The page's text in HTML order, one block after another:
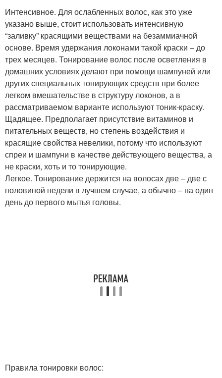
Интенсивное. Для ослабленных волос, как это уже
указано выше, стоит использовать интенсивную
“заливку” красящими веществами на безаммиачной
основе. Время удержания локонами такой краски – до
трех месяцев. Тонирование волос после осветления в
домашних условиях делают при помощи шампуней или
других специальных тонирующих средств при более
легком вмешательстве в структуру локонов, а в
рассматриваемом варианте используют тоник-краску.
Щадящее. Предполагает присутствие витаминов и
питательных веществ, но степень воздействия и
красящие свойства невелики, потому что используют
спреи и шампуни в качестве действующего вещества, а
не краски, хоть и то тонирующие.
Легкое. Тонирование держится на волосах две – две с
половиной недели в лучшем случае, а обычно – на один
день до первого мытья головы.
Правила тонировки волос: